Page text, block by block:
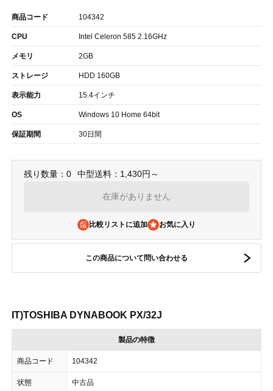
商品コード 104342
CPU Intel Celeron 585 2.16GHz
メモリ 2GB
ストレージ HDD 160GB
表示能力 15.4インチ
OS Windows 10 Home 64bit
保証期間 30日間
残り数量：0 中型送料：1,430円～
在庫がありません
比較リストに追加
この商品について問い合わせる
IT)TOSHIBA DYNABOOK PX/32J
製品の特徴
商品コード 104342
状態 中古品